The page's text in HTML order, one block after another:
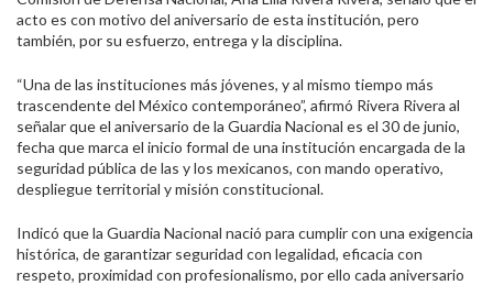
acto es con motivo del aniversario de esta institución, pero
también, por su esfuerzo, entrega y la disciplina.
“Una de las instituciones más jóvenes, y al mismo tiempo más
trascendente del México contemporáneo”, afirmó Rivera Rivera al
señalar que el aniversario de la Guardia Nacional es el 30 de junio,
fecha que marca el inicio formal de una institución encargada de la
seguridad pública de las y los mexicanos, con mando operativo,
despliegue territorial y misión constitucional.
Indicó que la Guardia Nacional nació para cumplir con una exigencia
histórica, de garantizar seguridad con legalidad, eficacia con
respeto, proximidad con profesionalismo, por ello cada aniversario